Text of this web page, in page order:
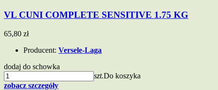
VL CUNI COMPLETE SENSITIVE 1.75 KG
65,80 zł
Producent: Versele-Laga
dodaj do schowka
szt.Do koszyka
zobacz szczegóły